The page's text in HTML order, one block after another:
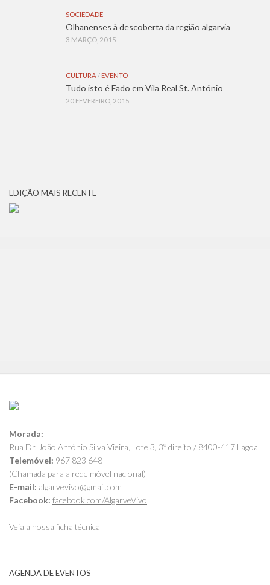
SOCIEDADE
Olhanenses à descoberta da região algarvia
3 MARÇO, 2015
CULTURA / EVENTO
Tudo isto é Fado em Vila Real St. António
20 FEVEREIRO, 2015
EDIÇÃO MAIS RECENTE
Morada:
Rua Dr. João António Silva Vieira, Lote 3, 3º direito / 8400-417 Lagoa
Telemóvel: 967 823 648
(Chamada para a rede móvel nacional)
E-mail: algarvevivo@gmail.com
Facebook: facebook.com/AlgarveVivo
Veja a nossa ficha técnica
AGENDA DE EVENTOS